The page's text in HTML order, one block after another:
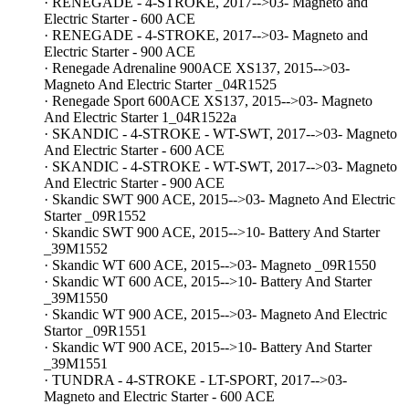
Electric Starter - 600 ACE
· RENEGADE - 4-STROKE, 2017-->03- Magneto and
Electric Starter - 900 ACE
· Renegade Adrenaline 900ACE XS137, 2015-->03-
Magneto And Electric Starter _04R1525
· Renegade Sport 600ACE XS137, 2015-->03- Magneto
And Electric Starter 1_04R1522a
· SKANDIC - 4-STROKE - WT-SWT, 2017-->03- Magneto
And Electric Starter - 600 ACE
· SKANDIC - 4-STROKE - WT-SWT, 2017-->03- Magneto
And Electric Starter - 900 ACE
· Skandic SWT 900 ACE, 2015-->03- Magneto And Electric
Starter _09R1552
· Skandic SWT 900 ACE, 2015-->10- Battery And Starter
_39M1552
· Skandic WT 600 ACE, 2015-->03- Magneto _09R1550
· Skandic WT 600 ACE, 2015-->10- Battery And Starter
_39M1550
· Skandic WT 900 ACE, 2015-->03- Magneto And Electric
Startor _09R1551
· Skandic WT 900 ACE, 2015-->10- Battery And Starter
_39M1551
· TUNDRA - 4-STROKE - LT-SPORT, 2017-->03-
Magneto and Electric Starter - 600 ACE